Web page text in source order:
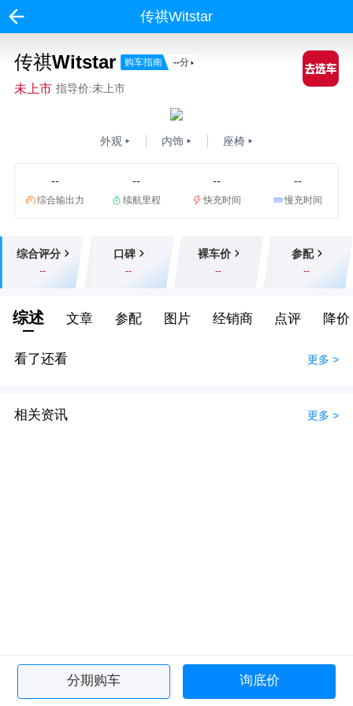
传祺Witstar
传祺Witstar 购车指南 --分
未上市 指导价:未上市
外观 内饰 座椅
--
综合输出力
--
续航里程
--
快充时间
--
慢充时间
综合评分
--
口碑
--
裸车价
--
参配
--
综述 文章 参配 图片 经销商 点评 降价
看了还看 更多 >
相关资讯 更多 >
分期购车 询底价